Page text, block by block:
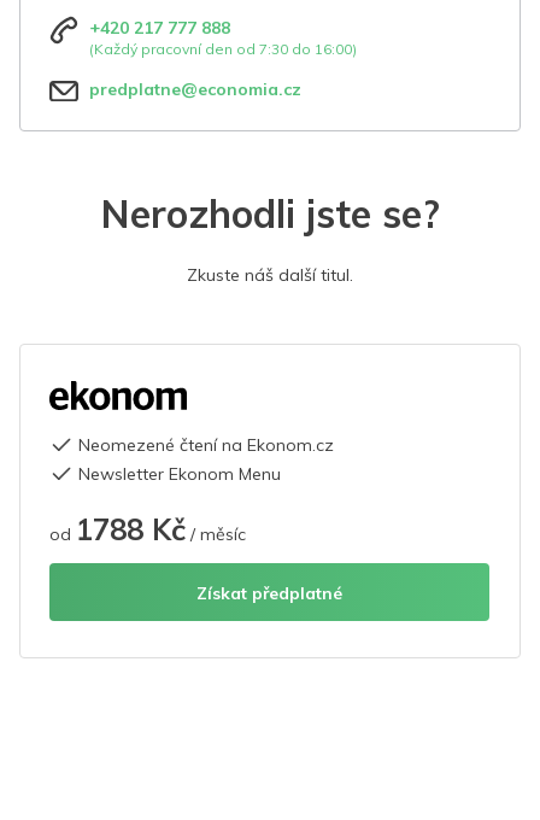
+420 217 777 888
(Každý pracovní den od 7:30 do 16:00)
predplatne@economia.cz
Nerozhodli jste se?
Zkuste náš další titul.
Neomezené čtení na Ekonom.cz
Newsletter Ekonom Menu
od 1788 Kč / měsíc
Získat předplatné